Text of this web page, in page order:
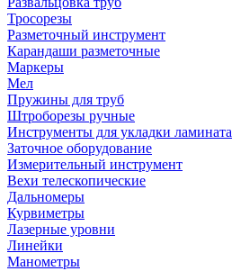
Тросорезы
Разметочный инструмент
Карандаши разметочные
Маркеры
Мел
Пружины для труб
Штроборезы ручные
Инструменты для укладки ламината
Заточное оборудование
Измерительный инструмент
Вехи телескопические
Дальномеры
Курвиметры
Лазерные уровни
Линейки
Манометры